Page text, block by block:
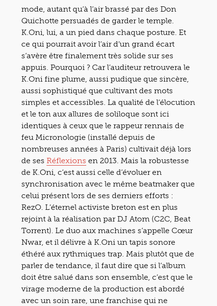
mode, autant qu’à l’air brassé par des Don
Quichotte persuadés de garder le temple.
K.Oni, lui, a un pied dans chaque posture. Et
ce qui pourrait avoir l’air d’un grand écart
s’avère être finalement très solide sur ses
appuis. Pourquoi ? Car l’auditeur retrouvera le
K.Oni fine plume, aussi pudique que sincère,
aussi sophistiqué que cultivant des mots
simples et accessibles. La qualité de l’élocution
et le ton aux allures de soliloque sont ici
identiques à ceux que le rappeur rennais de
feu Micronologie (installé depuis de
nombreuses années à Paris) cultivait déjà lors
de ses Réflexions en 2013. Mais la robustesse
de K.Oni, c’est aussi celle d’évoluer en
synchronisation avec le même beatmaker que
celui présent lors de ses derniers efforts :
RezO. L’éternel activiste breton est en plus
rejoint à la réalisation par DJ Atom (C2C, Beat
Torrent). Le duo aux machines s’appelle Cœur
Nwar, et il délivre à K.Oni un tapis sonore
éthéré aux rythmiques trap. Mais plutôt que de
parler de tendance, il faut dire que si l’album
doit être salué dans son ensemble, c’est que le
virage moderne de la production est abordé
avec un soin rare, une franchise qui ne